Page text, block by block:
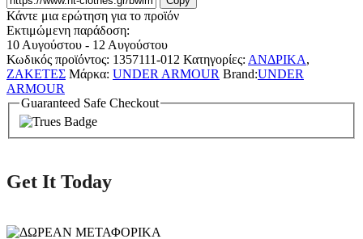
Κάντε μια ερώτηση για το προϊόν
Εκτιμώμενη παράδοση:
10 Αυγούστου - 12 Αυγούστου
Κωδικός προϊόντος: 1357111-012 Κατηγορίες: ΑΝΔΡΙΚΑ,
ΖΑΚΕΤΕΣ Μάρκα: UNDER ARMOUR Brand:UNDER
ARMOUR
Guaranteed Safe Checkout
Get It Today